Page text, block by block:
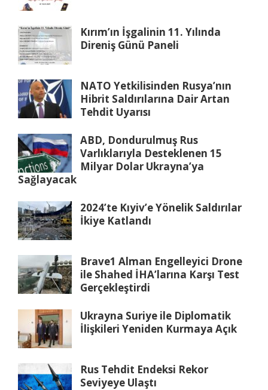
Kırım’ın İşgalinin 11. Yılında
Direniş Günü Paneli
NATO Yetkilisinden Rusya’nın
Hibrit Saldırılarına Dair Artan
Tehdit Uyarısı
ABD, Dondurulmuş Rus
Varlıklarıyla Desteklenen 15
Milyar Dolar Ukrayna’ya
Sağlayacak
2024’te Kıyiv’e Yönelik Saldırılar
İkiye Katlandı
Brave1 Alman Engelleyici Drone
ile Shahed İHA’larına Karşı Test
Gerçekleştirdi
Ukrayna Suriye ile Diplomatik
İlişkileri Yeniden Kurmaya Açık
Rus Tehdit Endeksi Rekor
Seviyeye Ulaştı